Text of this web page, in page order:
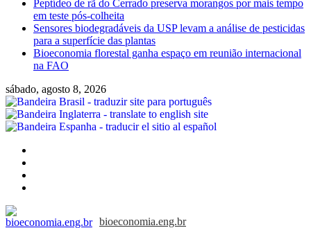
Peptídeo de rã do Cerrado preserva morangos por mais tempo
em teste pós-colheita
Sensores biodegradáveis da USP levam a análise de pesticidas
para a superfície das plantas
Bioeconomia florestal ganha espaço em reunião internacional
na FAO
sábado, agosto 8, 2026
bioeconomia.eng.br